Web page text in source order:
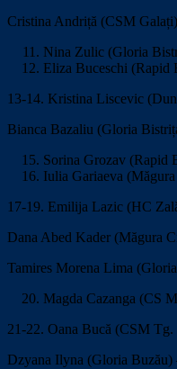
Cristina Andriță (CSM
Nina Zulic (Gloria
Eliza Buceschi (Rapid
13-14. Kristina Liscevic
Bianca Bazaliu (Gloria
Sorina Grozav (Rapid
Iulia Gariaeva
17-19. Emilija Lazic (HC
Dana Abed Kader (Măgura
Tamires Morena Lima
Magda Cazanga (CS
21-22. Oana Bucă (CSM Tg.
Dzyana Ilyna (Gloria Buzău)